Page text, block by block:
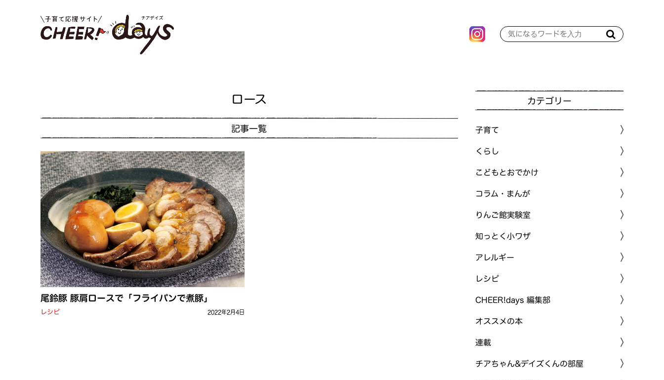
ロース
記事一覧
尾鈴豚 豚肩ロースで「フライパンで煮豚」
レシピ 2022年2月4日
カテゴリー
子育て
くらし
こどもとおでかけ
コラム・まんが
りんご館実験室
知っとく小ワザ
アレルギー
レシピ
CHEER!days 編集部
オススメの本
連載
チアちゃん&デイズくんの部屋